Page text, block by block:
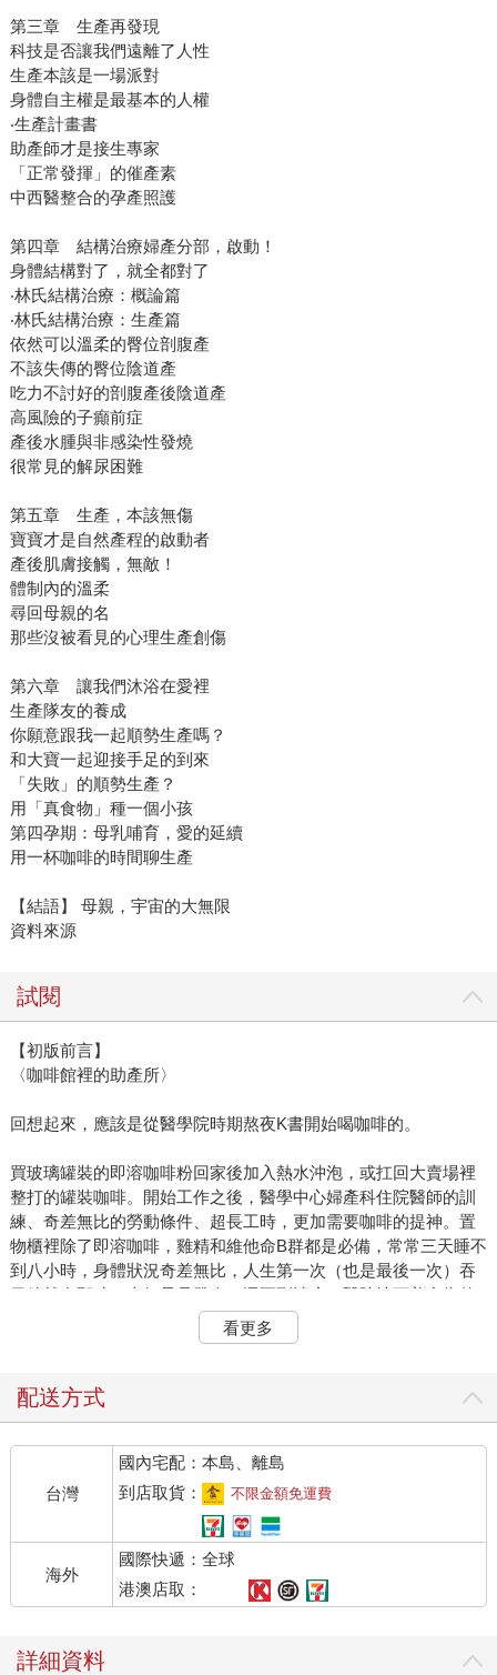
第三章 生產再發現
科技是否讓我們遠離了人性
生產本該是一場派對
身體自主權是最基本的人權
‧生產計畫書
助產師才是接生專家
「正常發揮」的催產素
中西醫整合的孕產照護
第四章 結構治療婦產分部，啟動！
身體結構對了，就全都對了
‧林氏結構治療：概論篇
‧林氏結構治療：生產篇
依然可以溫柔的臀位剖腹產
不該失傳的臀位陰道產
吃力不討好的剖腹產後陰道產
高風險的子癲前症
產後水腫與非感染性發燒
很常見的解尿困難
第五章 生產，本該無傷
寶寶才是自然產程的啟動者
產後肌膚接觸，無敵！
體制內的溫柔
尋回母親的名
那些沒被看見的心理生產創傷
第六章 讓我們沐浴在愛裡
生產隊友的養成
你願意跟我一起順勢生產嗎？
和大寶一起迎接手足的到來
「失敗」的順勢生產？
用「真食物」種一個小孩
第四孕期：母乳哺育，愛的延續
用一杯咖啡的時間聊生產
【結語】 母親，宇宙的大無限
資料來源
試閱
【初版前言】
〈咖啡館裡的助產所〉
回想起來，應該是從醫學院時期熬夜K書開始喝咖啡的。
買玻璃罐裝的即溶咖啡粉回家後加入熱水沖泡，或扛回大賣場裡
整打的罐裝咖啡。開始工作之後，醫學中心婦產科住院醫師的訓
練、奇差無比的勞動條件、超長工時，更加需要咖啡的提神。置
物櫃裡除了即溶咖啡，雞精和維他命B群都是必備，常常三天睡不
到八小時，身體狀況奇差無比，人生第一次（也是最後一次）吞
胃鏡就在那時，幸好只是發炎，還不到潰瘍。醫院地下美食街的
摩斯冰咖啡更是「值班良友」，常常一天需要三杯才撐得過去，
只要走到櫃檯，工讀生就知道我又值班了。
總之，那時嗜咖啡根本像毒品般上癮，壓根不懂得品嘗。
當媽媽之後，孩子四歲後開始不睡午覺，為了撐過去，再度開始
靠咖啡提神的生活。買進口鋁箔真空包裝的咖啡粉，用半自動義
式咖啡機或美式滴濾壺亂煮，完全不懂得研磨粗細、水溫高低、
沖煮參數……只要比超商賣的咖啡好喝就相當得意。
二○一二年以近四十歲高齡考上陽明大學（現陽明交通大學）的科
技與社會研究所後，在臉書上看到好友分享手沖咖啡，深覺好
奇。聽到好友說手沖咖啡讓她度過了產後憂鬱，身為婦產科醫師
看更多
配送方式
台灣
國內宅配：本島、離島
到店取貨：
不限金額免運費
海外
國際快遞：全球
港澳店取：
詳細資料